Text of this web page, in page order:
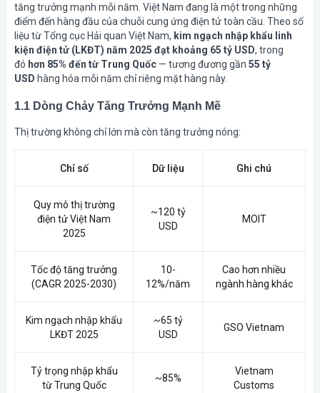
tăng trưởng mạnh mỗi năm. Việt Nam đang là một trong những
điểm đến hàng đầu của chuỗi cung ứng điện tử toàn cầu. Theo số
liệu từ Tổng cục Hải quan Việt Nam, kim ngạch nhập khẩu linh
kiện điện tử (LKĐT) năm 2025 đạt khoảng 65 tỷ USD, trong
đó hơn 85% đến từ Trung Quốc — tương đương gần 55 tỷ
USD hàng hóa mỗi năm chỉ riêng mặt hàng này.
1.1 Dòng Chảy Tăng Trưởng Mạnh Mẽ
Thị trường không chỉ lớn mà còn tăng trưởng nóng:
Chỉ số Dữ liệu Ghi chú
Quy mô thị trường
điện tử Việt Nam
2025
~120 tỷ
USD
MOIT
Tốc độ tăng trưởng
(CAGR 2025-2030)
10-
12%/năm
Cao hơn nhiều
ngành hàng khác
Kim ngạch nhập khẩu
LKĐT 2025
~65 tỷ
USD
GSO Vietnam
Tỷ trọng nhập khẩu
từ Trung Quốc
~85%
Vietnam
Customs